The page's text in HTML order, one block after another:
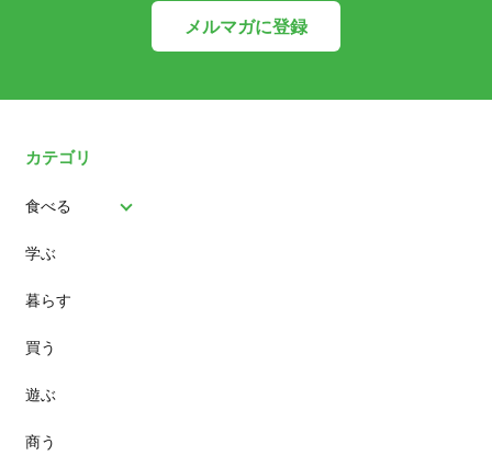
メルマガに登録
カテゴリ
食べる
パン
スイーツ
ランチ
カフェ
学ぶ
暮らす
買う
遊ぶ
商う